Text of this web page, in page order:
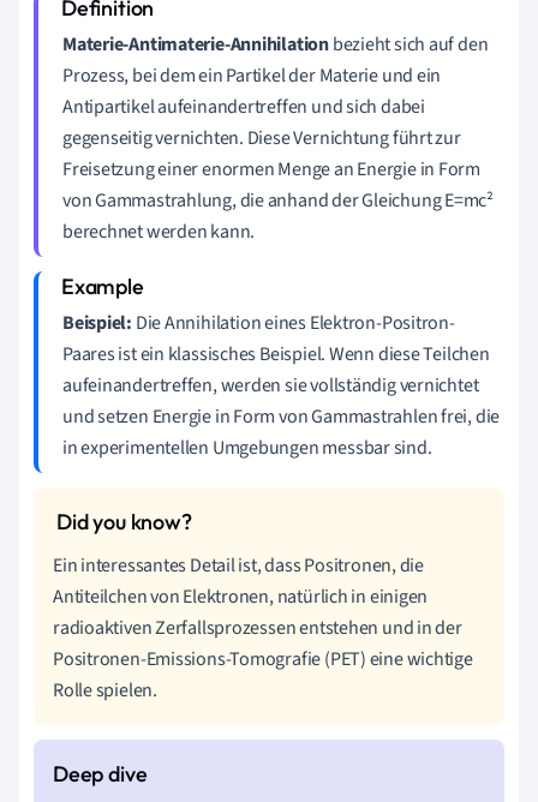
Materie-Antimaterie-Annihilationbezieht sich auf den
Prozess, bei dem ein Partikel der Materie und ein
Antipartikel aufeinandertreffen und sich dabei
gegenseitig vernichten. Diese Vernichtung führt zur
Freisetzung einer enormen Menge an Energie in Form
von Gammastrahlung, die anhand der Gleichung E=mc²
berechnet werden kann.
Beispiel: Die Annihilation eines Elektron-Positron-
Paares ist ein klassisches Beispiel. Wenn diese Teilchen
aufeinandertreffen, werden sie vollständig vernichtet
und setzen Energie in Form von Gammastrahlen frei, die
in experimentellen Umgebungen messbar sind.
Ein interessantes Detail ist, dass Positronen, die
Antiteilchen von Elektronen, natürlich in einigen
radioaktiven Zerfallsprozessen entstehen und in der
Positronen-Emissions-Tomografie (PET) eine wichtige
Rolle spielen.